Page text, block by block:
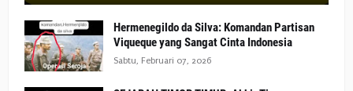
Hermenegildo da Silva: Komandan Partisan
Viqueque yang Sangat Cinta Indonesia
Sabtu, Februari 07, 2026